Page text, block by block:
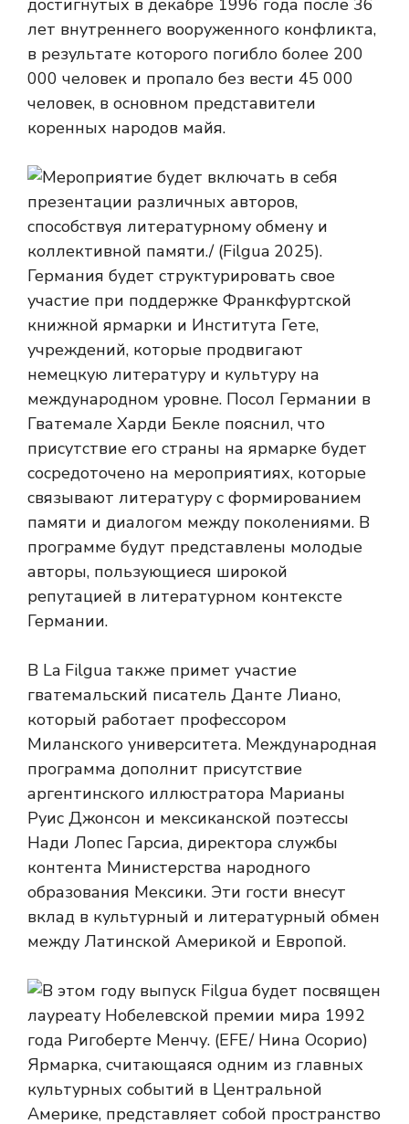
достигнутых в декабре 1996 года после 36
лет внутреннего вооруженного конфликта,
в результате которого погибло более 200
000 человек и пропало без вести 45 000
человек, в основном представители
коренных народов майя.
Германия будет структурировать свое
участие при поддержке Франкфуртской
книжной ярмарки и Института Гете,
учреждений, которые продвигают
немецкую литературу и культуру на
международном уровне. Посол Германии в
Гватемале Харди Бекле пояснил, что
присутствие его страны на ярмарке будет
сосредоточено на мероприятиях, которые
связывают литературу с формированием
памяти и диалогом между поколениями. В
программе будут представлены молодые
авторы, пользующиеся широкой
репутацией в литературном контексте
Германии.
В La Filgua также примет участие
гватемальский писатель Данте Лиано,
который работает профессором
Миланского университета. Международная
программа дополнит присутствие
аргентинского иллюстратора Марианы
Руис Джонсон и мексиканской поэтессы
Нади Лопес Гарсиа, директора службы
контента Министерства народного
образования Мексики. Эти гости внесут
вклад в культурный и литературный обмен
между Латинской Америкой и Европой.
Ярмарка, считающаяся одним из главных
культурных событий в Центральной
Америке, представляет собой пространство